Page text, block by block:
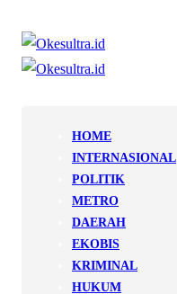
HOME
INTERNASIONAL
POLITIK
METRO
DAERAH
EKOBIS
KRIMINAL
HUKUM